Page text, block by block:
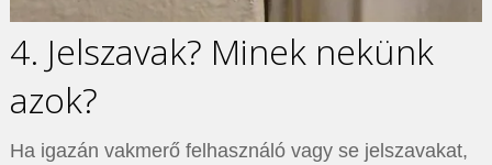
4. Jelszavak? Minek nekünk
azok?
Ha igazán vakmerő felhasználó vagy se jelszavakat,